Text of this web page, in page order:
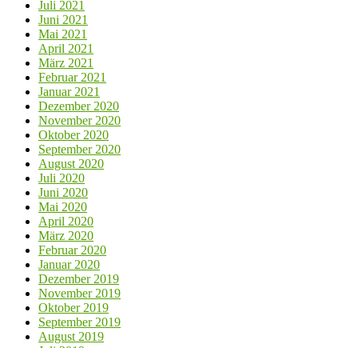
Juli 2021
Juni 2021
Mai 2021
April 2021
März 2021
Februar 2021
Januar 2021
Dezember 2020
November 2020
Oktober 2020
September 2020
August 2020
Juli 2020
Juni 2020
Mai 2020
April 2020
März 2020
Februar 2020
Januar 2020
Dezember 2019
November 2019
Oktober 2019
September 2019
August 2019